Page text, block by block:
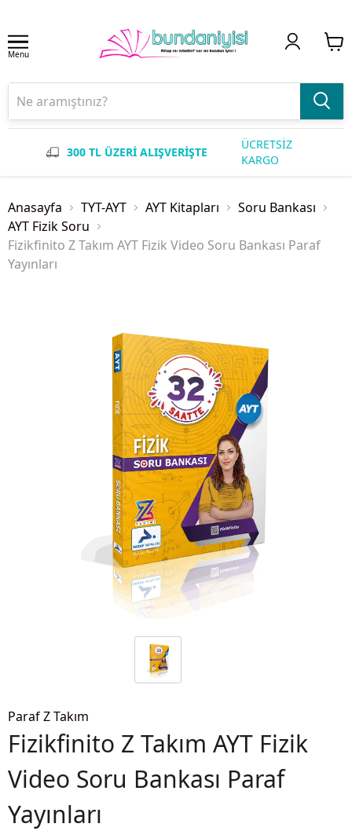
Menu
300 TL ÜZERİ ALIŞVERİŞTE
ÜCRETSİZ
KARGO
Anasayfa TYT-AYT AYT Kitapları
Soru Bankası
AYT Fizik Soru
Fizikfinito Z Takım AYT Fizik Video Soru Bankası Paraf
Yayınları
Paraf Z Takım
Fizikfinito Z Takım AYT Fizik
Video Soru Bankası Paraf
Yayınları